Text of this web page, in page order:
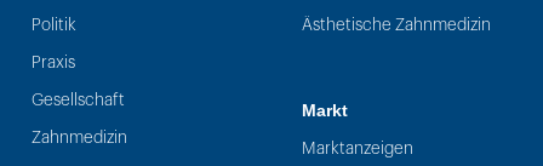
Politik
Praxis
Gesellschaft
Zahnmedizin
Ästhetische Zahnmedizin
Markt
Marktanzeigen